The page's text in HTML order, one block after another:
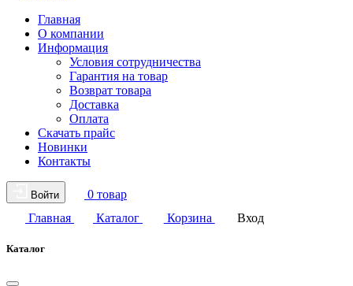
Главная
О компании
Информация
Условия сотрудничества
Гарантия на товар
Возврат товара
Доставка
Оплата
Скачать прайс
Новинки
Контакты
Войти
0 товар
Главная
Каталог Корзина Вход
Каталог